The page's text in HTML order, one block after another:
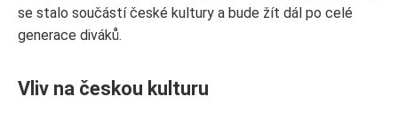
se stalo součástí české kultury a bude žít dál po celé
generace diváků.
Vliv na českou kulturu